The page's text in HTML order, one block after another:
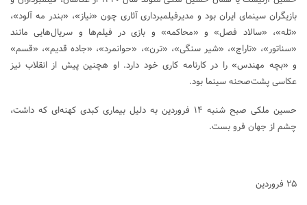
بازیگران سینمای ایران بود و مدیرفیلمبرداری آثاری چون «نیاز»، «بندر مه آلود»،
«تله»، «سالاد فصل» و «محاکمه» و بازی در فیلم‌ها و سریال‌هایی مانند
«سناتور»، «تاراج»، «شیر سنگی»، «ترن»، «حوانمرد»، «جاده قدیم»، «قسم»
و «بچه مهندس» را در کارنامه کاری خود دارد. او هچنین پیش از انقلاب نیز
عکاسی پشت‌صحنه سینما بود.
حسین ملکی صبح شنبه ۱۴ فروردین به دلیل بیماری کبدی کهنه‌ای که داشت،
چشم از جهان فرو بست.
۲۵ فروردین